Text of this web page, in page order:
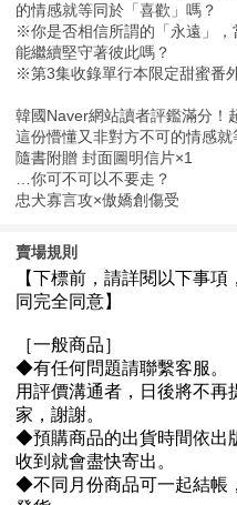
的情感就等同於「喜歡」嗎？
※你是否相信所謂的「永遠」
能繼續堅守著彼此嗎？
※第3集收錄單行本限定甜蜜番
韓國Naver網站讀者評鑑滿分！
這份懵懂又非對方不可的情感就
隨書附贈 封面圖明信片×1
…你可不可以不要走？
忠犬寡言攻×傲嬌創傷受
賣場規則